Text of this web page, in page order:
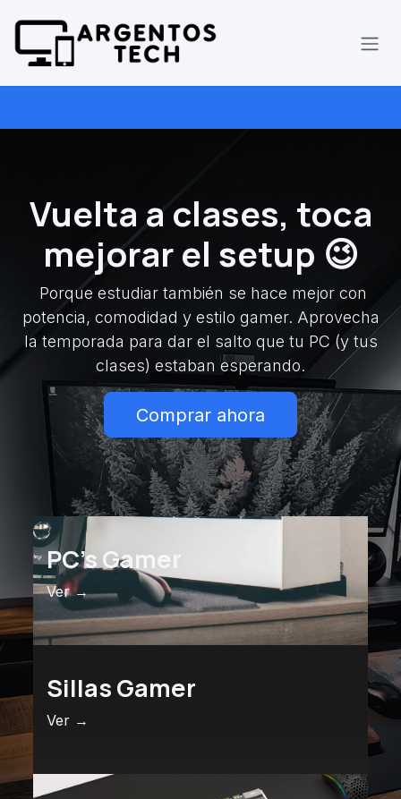
Vuelta a clases, toca
mejorar el setup 😉
Porque estudiar también se hace mejor con
potencia, comodidad y estilo gamer. Aprovecha
la temporada para dar el salto que tu PC (y tus
clases) estaban esperando.
Comprar ahora
PC's Gamer
Ver →
Sillas Gamer
Ver →